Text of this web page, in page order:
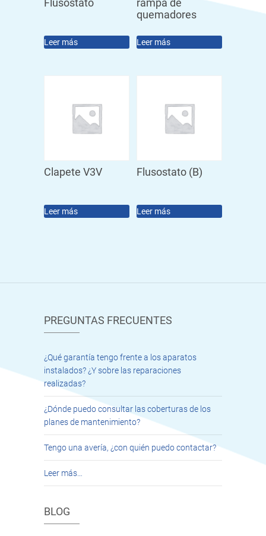
Flusostato
Leer más
rampa de
quemadores
Leer más
Clapete V3V
Leer más
Flusostato (B)
Leer más
PREGUNTAS FRECUENTES
¿Qué garantía tengo frente a los aparatos
instalados? ¿Y sobre las reparaciones
realizadas?
¿Dónde puedo consultar las coberturas de los
planes de mantenimiento?
Tengo una avería, ¿con quién puedo contactar?
Leer más…
BLOG